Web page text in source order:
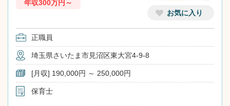
お気に入り
年収300万円～
正職員
埼玉県さいたま市見沼区東大宮4-9-8
[月収] 190,000円 ～ 250,000円
保育士